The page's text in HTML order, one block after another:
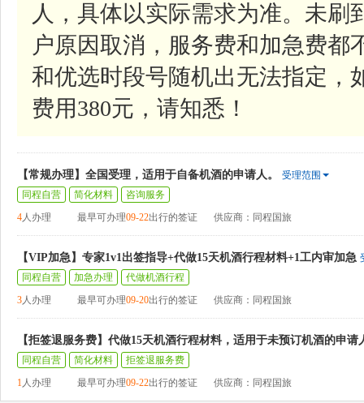
人，具体以实际需求为准。未
户原因取消，服务费和加急费
和优选时段号随机出无法指定，
费用380元，请知悉！
【常规办理】全国受理，适用于自备机酒的申请人。
受理范围
同程自营
简化材料
咨询服务
4人办理 最早可办理09-22出行的签证 供应商：同程国旅
【VIP加急】专家1v1出签指导+代做15天机酒行程材料+1工内审加急
同程自营
加急办理
代做机酒行程
3人办理 最早可办理09-20出行的签证 供应商：同程国旅
【拒签退服务费】代做15天机酒行程材料，适用于未预订机酒的申请
同程自营 简化材料
拒签退服务费
1人办理 最早可办理09-22出行的签证 供应商：同程国旅